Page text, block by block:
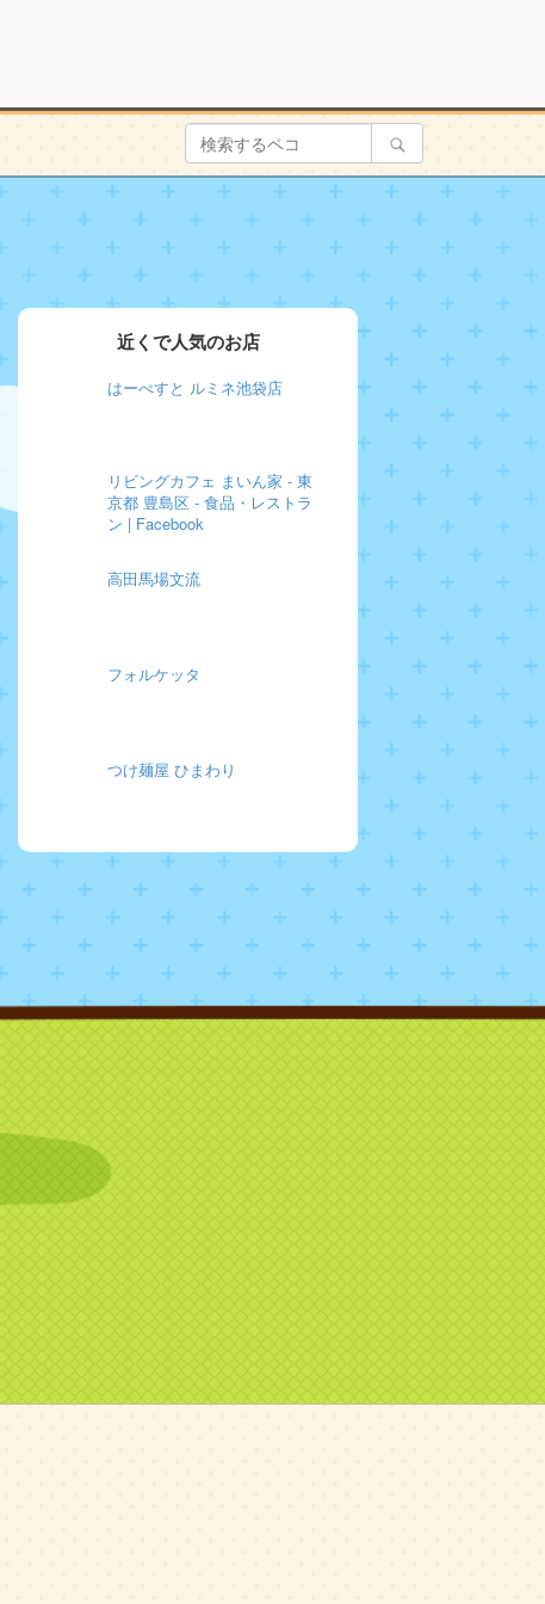
近くで人気のお店
はーべすと ルミネ池袋店
リビングカフェ まいん家 - 東
京都 豊島区 - 食品・レストラ
ン | Facebook
高田馬場文流
フォルケッタ
つけ麺屋 ひまわり